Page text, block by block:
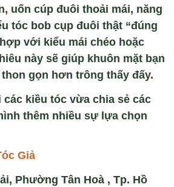
uốn cúp đuôi thoải mái, năng
tóc bob cụp đuôi thật “đúng
với kiểu mái chéo hoặc
này sẽ giúp khuôn mặt bạn
gọn hơn trông thấy đấy.
kiều tóc vừa chia sẻ các
thêm nhiều sự lựa chọn
Giả
Phường Tân Hoà , Tp. Hồ